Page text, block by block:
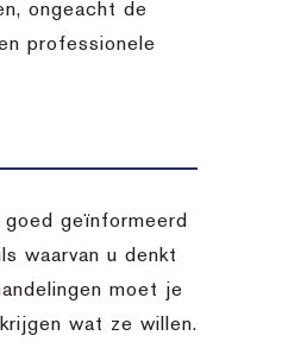
ongeacht de
professionele
geïnformeerd
waarvan u denkt
moet je
wat ze willen.